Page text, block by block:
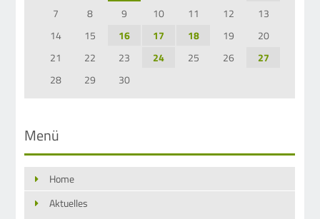
7
8 9 10 11 12
13
14
15 16 17 18 19
20
21
22 23 24 25 26
27
28
29 30
Menü
Home
Aktuelles